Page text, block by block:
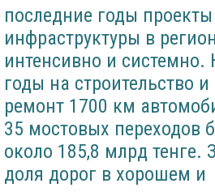
последние годы
инфраструктуры в
интенсивно и системно.
годы на строительство
ремонт 1700 км
35 мостовых переходов
около 185,8 млрд тенге.
доля дорог в хорошем и